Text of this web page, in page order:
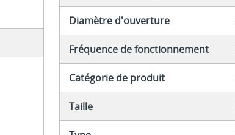
Diamètre d'ouverture
Fréquence de fonctionnement
Catégorie de produit
Taille